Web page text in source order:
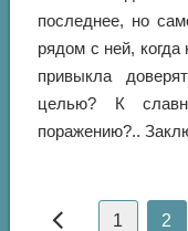
последнее, но
рядом с ней,
привыкла
целью? К
поражению?..
1 2